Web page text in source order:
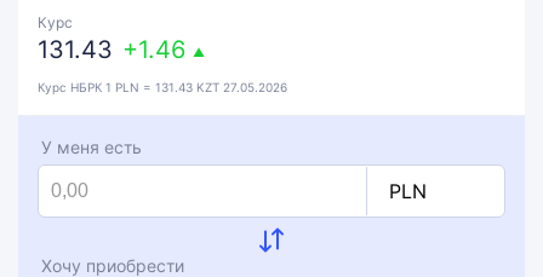
Курс
131.43 +1.46 ▲
Курс НБРК 1 PLN = 131.43 KZT 27.05.2026
У меня есть
PLN
Хочу приобрести